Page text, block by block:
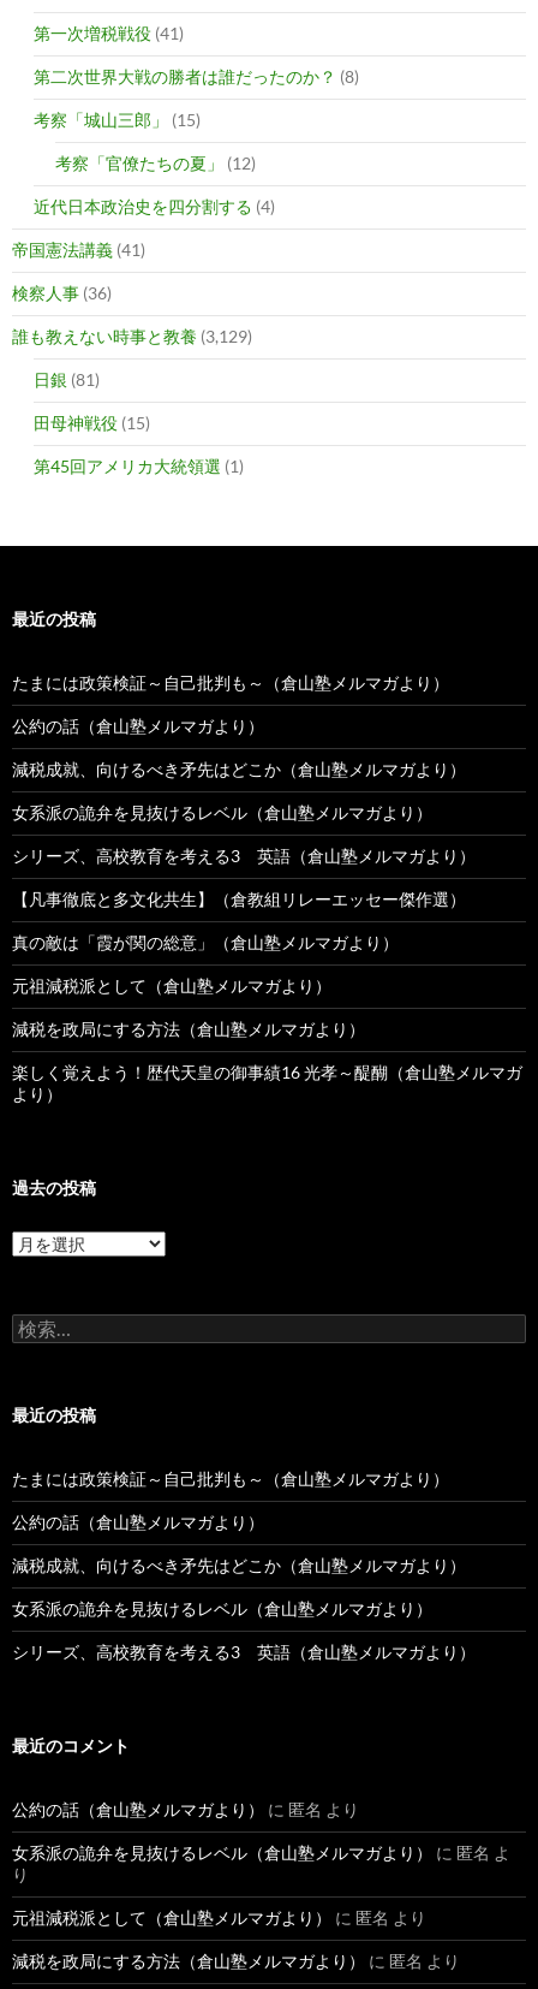
第一次増税戦役 (41)
第二次世界大戦の勝者は誰だったのか？ (8)
考察「城山三郎」 (15)
考察「官僚たちの夏」 (12)
近代日本政治史を四分割する (4)
帝国憲法講義 (41)
検察人事 (36)
誰も教えない時事と教養 (3,129)
日銀 (81)
田母神戦役 (15)
第45回アメリカ大統領選 (1)
最近の投稿
たまには政策検証～自己批判も～（倉山塾メルマガより）
公約の話（倉山塾メルマガより）
減税成就、向けるべき矛先はどこか（倉山塾メルマガより）
女系派の詭弁を見抜けるレベル（倉山塾メルマガより）
シリーズ、高校教育を考える3 英語（倉山塾メルマガより）
【凡事徹底と多文化共生】（倉教組リレーエッセー傑作選）
真の敵は「霞が関の総意」（倉山塾メルマガより）
元祖減税派として（倉山塾メルマガより）
減税を政局にする方法（倉山塾メルマガより）
楽しく覚えよう！歴代天皇の御事績16 光孝～醍醐（倉山塾メルマガ
より）
過去の投稿
過
去
稿
検
索:
最近の投稿
たまには政策検証～自己批判も～（倉山塾メルマガより）
公約の話（倉山塾メルマガより）
減税成就、向けるべき矛先はどこか（倉山塾メルマガより）
女系派の詭弁を見抜けるレベル（倉山塾メルマガより）
シリーズ、高校教育を考える3 英語（倉山塾メルマガより）
最近のコメント
公約の話（倉山塾メルマガより） に 匿名 より
女系派の詭弁を見抜けるレベル（倉山塾メルマガより） に 匿名 よ
り
元祖減税派として（倉山塾メルマガより） に 匿名 より
減税を政局にする方法（倉山塾メルマガより） に 匿名 より